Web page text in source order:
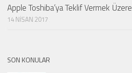
Apple Toshiba’ya Teklif Vermek Üzere
14 NISAN 2017
SON KONULAR